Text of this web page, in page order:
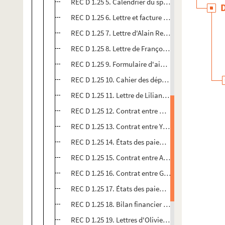
REC D 1.25 6. Lettre et facture concernant
REC D 1.25 7. Lettre d'Alain Recoing à madame de
REC D 1.25 8. Lettre de François Miermont à Alain
REC D 1.25 9. Formulaire d'aide à la création
REC D 1.25 10. Cahier des dépenses et recettes
REC D 1.25 11. Lettre de Liliane Morin à Alain
REC D 1.25 12. Contrat entre monsieur Jourdan et
REC D 1.25 13. Contrat entre Yves Robault et Alain
REC D 1.25 14. États des paiements d'Alain
REC D 1.25 15. Contrat entre Alain Recoing C.
REC D 1.25 16. Contrat entre Georges Didier et
REC D 1.25 17. États des paiements du Théâtre
REC D 1.25 18. Bilan financier de la compagnie
REC D 1.25 19. Lettres d'Olivier Cebe à Alain